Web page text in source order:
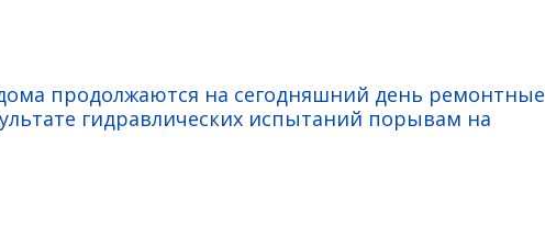
продолжаются на сегодняшний день ремонтные
гидравлических испытаний порывам на